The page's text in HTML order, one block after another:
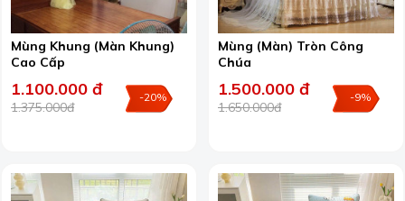
Mùng Khung (Màn Khung)
Cao Cấp
1.100.000 đ
1.375.000đ
-20%
Mùng (Màn) Tròn Công
Chúa
1.500.000 đ
1.650.000đ
-9%